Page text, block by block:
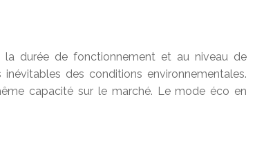
la durée de fonctionnement et au niveau de
des conditions environnementales.
capacité sur le marché. Le mode éco en